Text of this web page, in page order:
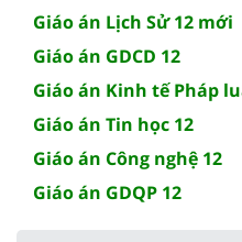
Giáo án Lịch Sử 12 mới
Giáo án GDCD 12
Giáo án Kinh tế Pháp
Giáo án Tin học 12
Giáo án Công nghệ 12
Giáo án GDQP 12